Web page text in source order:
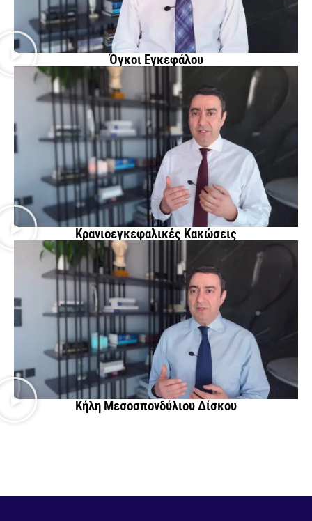
Όγκοι Εγκεφάλου
Κρανιοεγκεφαλικές Κακώσεις
Κήλη Μεσοσπονδύλιου Δίσκου